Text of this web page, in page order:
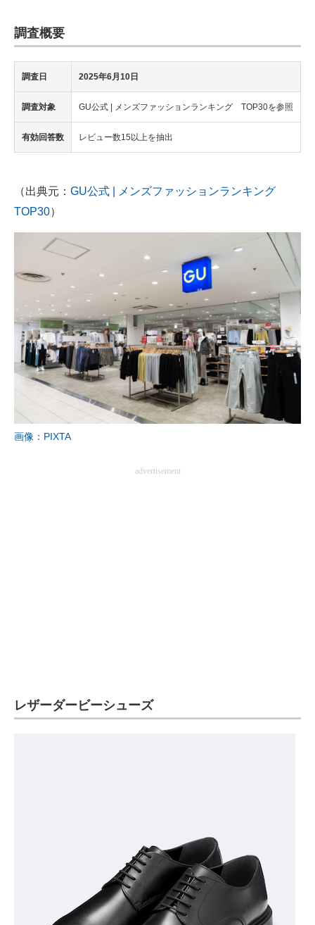
調査概要
調査日 2025年6月10日
調査対象 GU公式 | メンズファッションランキング TOP30を参照
有効回答数 レビュー数15以上を抽出
（出典元： GU公式 | メンズファッションランキング
TOP30）
画像：PIXTA
advertisement
レザーダービーシューズ